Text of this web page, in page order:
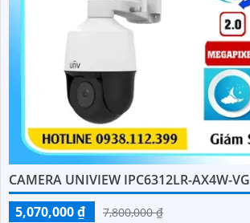
CAMERA UNIVIEW IPC6312LR-AX4W-VG
5,070,000 ₫
7,800,000 ₫